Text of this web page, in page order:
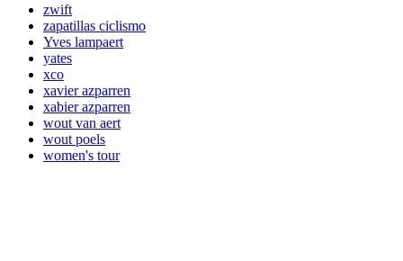
zwift
zapatillas ciclismo
Yves lampaert
yates
xco
xavier azparren
xabier azparren
wout van aert
wout poels
women's tour